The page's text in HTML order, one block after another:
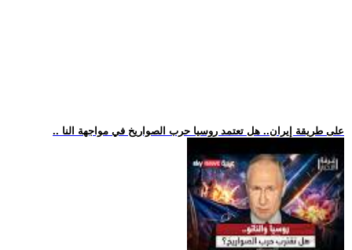
.. على طريقة إيران.. هل تعتمد روسيا حرب الصواريخ في مواجهة النا